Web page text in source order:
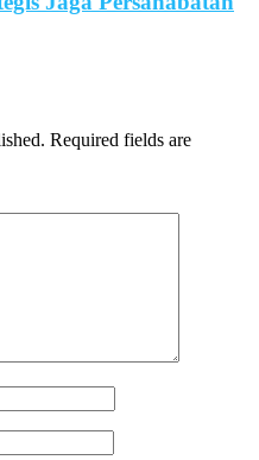
Required fields are